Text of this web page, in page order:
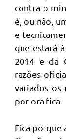
contra o
é, ou não,
e
que estará
2014 e da
razões
variados os
por ora fica.
Fica porque